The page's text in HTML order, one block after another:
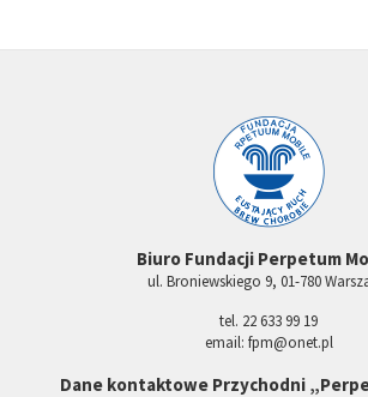
Biuro Fundacji Perpetum
ul. Broniewskiego 9, 01-780
tel. 22 633 99 19
email: fpm@onet.pl
Dane kontaktowe Przychodni